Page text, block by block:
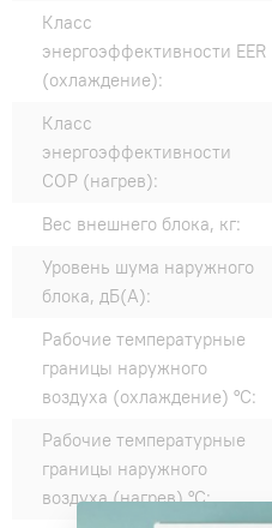
Класс
энергоэффективности EER
(охлаждение):
Класс
энергоэффективности
COP (нагрев):
Вес внешнего блока, кг:
Уровень шума наружного
блока, дБ(А):
Рабочие температурные
границы наружного
воздуха (охлаждение) °C:
Рабочие температурные
границы наружного
воздуха (нагрев) °C: